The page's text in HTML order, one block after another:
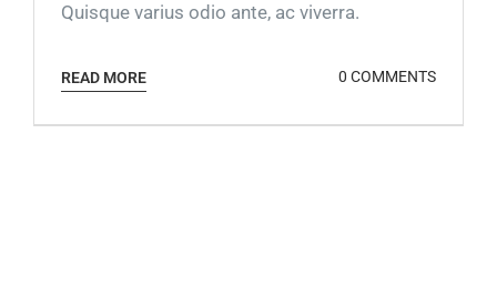
Quisque varius odio ante, ac viverra.
READ MORE 0 COMMENTS